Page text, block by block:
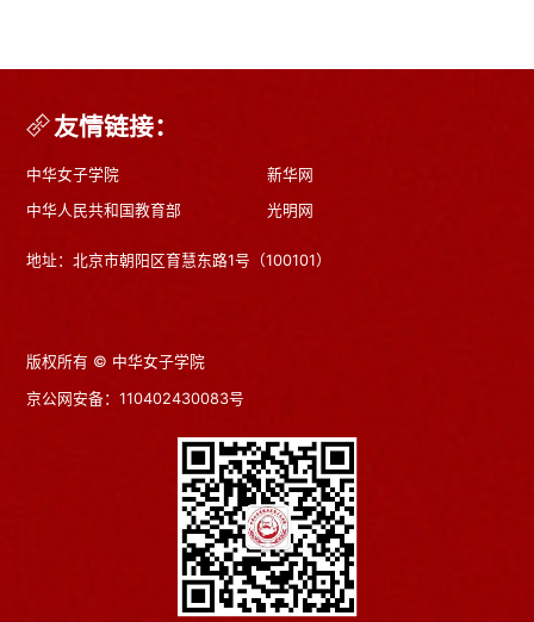
友情链接：
中华女子学院
新华网
中华人民共和国教育部
光明网
地址：北京市朝阳区育慧东路1号（100101）
版权所有 © 中华女子学院
京公网安备：110402430083号